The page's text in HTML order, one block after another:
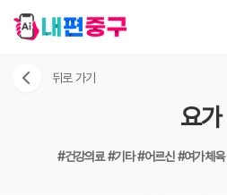
뒤로 가기
요가
#건강의료#기타#어르신#여가체육